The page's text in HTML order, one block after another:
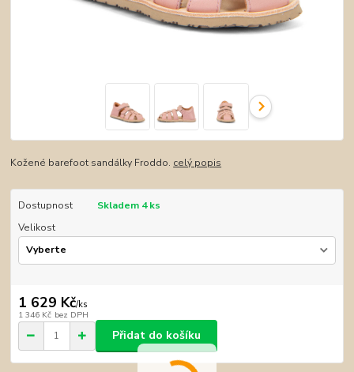
Kožené barefoot sandálky Froddo. celý popis
Dostupnost
Skladem 4 ks
Velikost
1 629 Kč/ks
1 346 Kč bez DPH
Přidat do košíku